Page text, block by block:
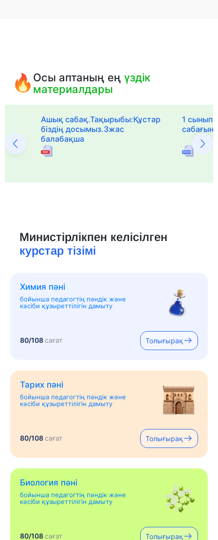
Осы аптаның еңүздік
материалдары
Ашық сабақ.Тақырыбы:Құстар
біздің досымыз.3жас
балабақша
1
Министірлікпен келісілген
курстар тізімі
Химия пәні
бойынша педагогтің пәндік және
кәсіби құзыреттілігін дамыту
80/108сағат Толығырақ
Тарих пәні
бойынша педагогтің пәндік және
кәсіби құзыреттілігін дамыту
80/108сағат Толығырақ
Биология пәні
бойынша педагогтің пәндік және
кәсіби құзыреттілігін дамыту
80/108сағат Толығырақ